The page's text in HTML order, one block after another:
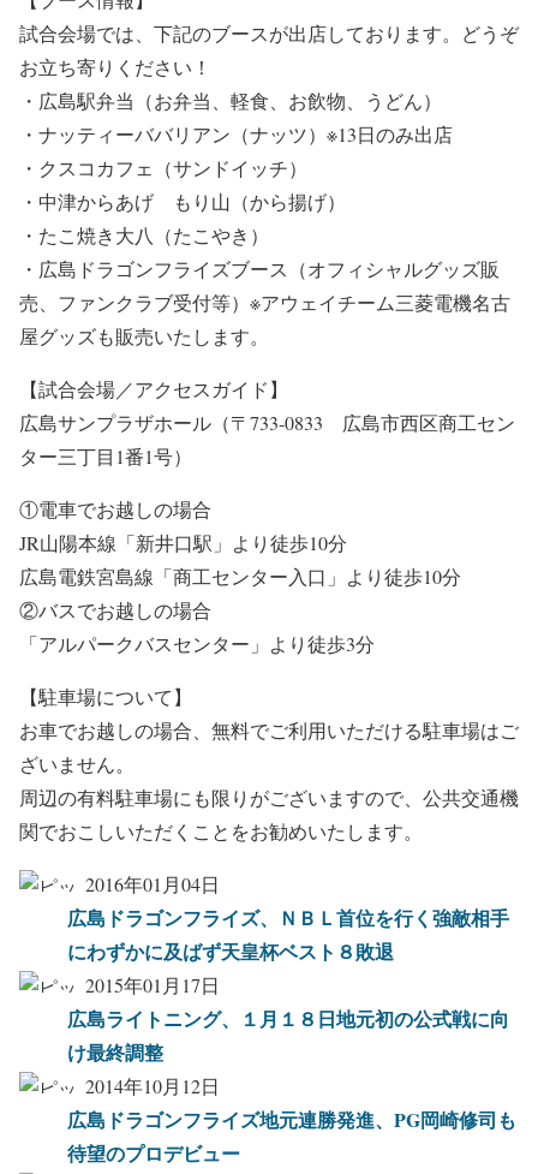
試合会場では、下記のブースが出店しております。どうぞ
お立ち寄りください！
・広島駅弁当（お弁当、軽食、お飲物、うどん）
・ナッティーババリアン（ナッツ）※13日のみ出店
・クスコカフェ（サンドイッチ）
・中津からあげ もり山（から揚げ）
・たこ焼き大八（たこやき）
・広島ドラゴンフライズブース（オフィシャルグッズ販
売、ファンクラブ受付等）※アウェイチーム三菱電機名古
屋グッズも販売いたします。
【試合会場／アクセスガイド】
広島サンプラザホール（〒733-0833 広島市西区商工セン
ター三丁目1番1号）
①電車でお越しの場合
JR山陽本線「新井口駅」より徒歩10分
広島電鉄宮島線「商工センター入口」より徒歩10分
②バスでお越しの場合
「アルパークバスセンター」より徒歩3分
【駐車場について】
お車でお越しの場合、無料でご利用いただける駐車場はご
ざいません。
周辺の有料駐車場にも限りがございますので、公共交通機
関でおこしいただくことをお勧めいたします。
2016年01月04日
広島ドラゴンフライズ、ＮＢＬ首位を行く強敵相手
にわずかに及ばず天皇杯ベスト８敗退
2015年01月17日
広島ライトニング、１月１８日地元初の公式戦に向
け最終調整
2014年10月12日
広島ドラゴンフライズ地元連勝発進、PG岡崎修司も
待望のプロデビュー